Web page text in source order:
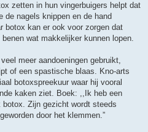
zetten in hun vingerbuigers helpt dat
de nagels knippen en de hand
botox kan er ook voor zorgen dat
wat makkelijker kunnen lopen.
meer aandoeningen gebruikt,
of een spastische blaas. Kno-arts
botoxspreekuur waar hij vooral
kaken ziet. Boek: ,,Ik heb een
Zijn gezicht wordt steeds
door het klemmen.”